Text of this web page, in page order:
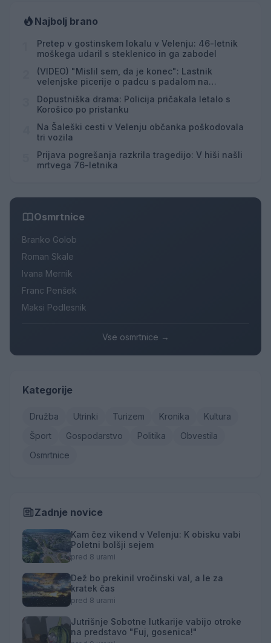
Najbolj brano
Pretep v gostinskem lokalu v Velenju: 46-letnik
moškega udaril s steklenico in ga zabodel
(VIDEO) "Mislil sem, da je konec": Lastnik
velenjske picerije o padcu s padalom na
Dopustniška drama: Policija pričakala letalo s
Korošico po pristanku
Na Šaleški cesti v Velenju občanka poškodovala
tri vozila
Prijava pogrešanja razkrila tragedijo: V hiši našli
mrtvega 76-letnika
Osmrtnice
Branko Golob
Roman Skale
Ivana Mernik
Franc Penšek
Maksi Podlesnik
Vse osmrtnice →
Kategorije
Družba Utrinki Turizem Kronika
Kultura
Šport
Gospodarstvo Politika
Obvestila
Osmrtnice
Zadnje novice
Kam čez vikend v Velenju: K obisku vabi
Poletni bolšji sejem
pred 8 urami
Dež bo prekinil vročinski val, a le za
kratek čas
pred 8 urami
Jutrišnje Sobotne lutkarije vabijo otroke
na predstavo "Fuj, gosenica!"